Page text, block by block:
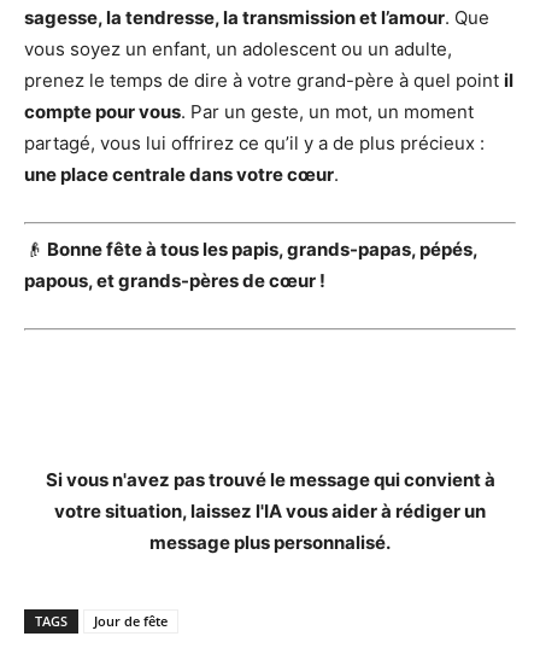
sagesse, la tendresse, la transmission et l’amour. Que
vous soyez un enfant, un adolescent ou un adulte,
prenez le temps de dire à votre grand-père à quel point il
compte pour vous. Par un geste, un mot, un moment
partagé, vous lui offrirez ce qu’il y a de plus précieux :
une place centrale dans votre cœur.
👴 Bonne fête à tous les papis, grands-papas, pépés,
papous, et grands-pères de cœur !
Si vous n'avez pas trouvé le message qui convient à
votre situation, laissez l'IA vous aider à rédiger un
message plus personnalisé.
TAGS Jour de fête